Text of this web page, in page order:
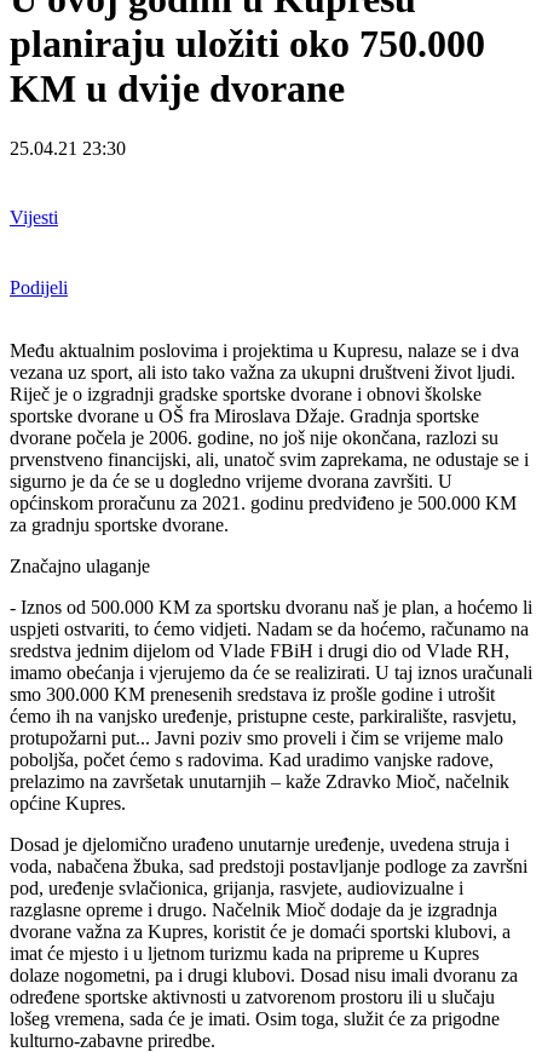
planiraju uložiti oko 750.000
KM u dvije dvorane
25.04.21 23:30
Vijesti
Podijeli
Među aktualnim poslovima i projektima u Kupresu, nalaze se i dva
vezana uz sport, ali isto tako važna za ukupni društveni život ljudi.
Riječ je o izgradnji gradske sportske dvorane i obnovi školske
sportske dvorane u OŠ fra Miroslava Džaje. Gradnja sportske
dvorane počela je 2006. godine, no još nije okončana, razlozi su
prvenstveno financijski, ali, unatoč svim zaprekama, ne odustaje se i
sigurno je da će se u dogledno vrijeme dvorana završiti. U
općinskom proračunu za 2021. godinu predviđeno je 500.000 KM
za gradnju sportske dvorane.
Značajno ulaganje
- Iznos od 500.000 KM za sportsku dvoranu naš je plan, a hoćemo li
uspjeti ostvariti, to ćemo vidjeti. Nadam se da hoćemo, računamo na
sredstva jednim dijelom od Vlade FBiH i drugi dio od Vlade RH,
imamo obećanja i vjerujemo da će se realizirati. U taj iznos uračunali
smo 300.000 KM prenesenih sredstava iz prošle godine i utrošit
ćemo ih na vanjsko uređenje, pristupne ceste, parkiralište, rasvjetu,
protupožarni put... Javni poziv smo proveli i čim se vrijeme malo
poboljša, počet ćemo s radovima. Kad uradimo vanjske radove,
prelazimo na završetak unutarnjih – kaže Zdravko Mioč, načelnik
općine Kupres.
Dosad je djelomično urađeno unutarnje uređenje, uvedena struja i
voda, nabačena žbuka, sad predstoji postavljanje podloge za završni
pod, uređenje svlačionica, grijanja, rasvjete, audiovizualne i
razglasne opreme i drugo. Načelnik Mioč dodaje da je izgradnja
dvorane važna za Kupres, koristit će je domaći sportski klubovi, a
imat će mjesto i u ljetnom turizmu kada na pripreme u Kupres
dolaze nogometni, pa i drugi klubovi. Dosad nisu imali dvoranu za
određene sportske aktivnosti u zatvorenom prostoru ili u slučaju
lošeg vremena, sada će je imati. Osim toga, služit će za prigodne
kulturno-zabavne priredbe.